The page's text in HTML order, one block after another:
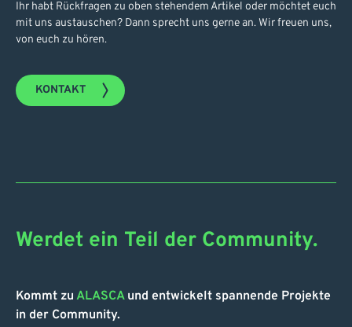
Ihr habt Rückfragen zu oben stehendem Artikel oder möchtet euch
mit uns austauschen? Dann sprecht uns gerne an. Wir freuen uns,
von euch zu hören.
KONTAKT
Werdet ein Teil der Community.
Kommt zu ALASCAund entwickelt spannende Projekte
in der Community.